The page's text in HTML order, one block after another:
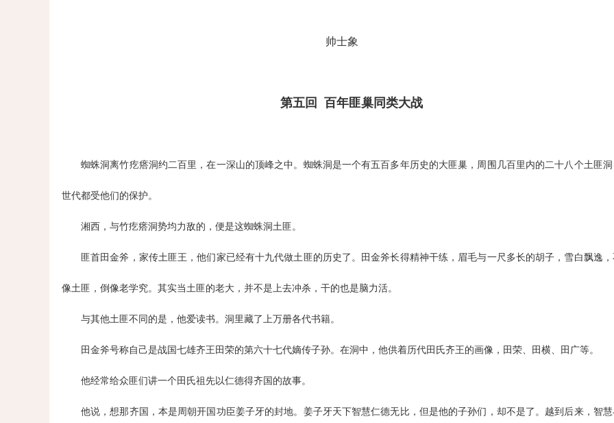
帅士象
第五回 百年匪巢同类大战
蜘蛛洞离竹疙瘩洞约二百里，在一深山的顶峰之中。蜘蛛洞是一个有五百多年历史的大匪巢，周围几百里内的二十八个土匪
世代都受他们的保护。
湘西，与竹疙瘩洞势均力敌的，便是这蜘蛛洞土匪。
匪首田金斧，家传土匪王，他们家已经有十九代做土匪的历史了。田金斧长得精神干练，眉毛与一尺多长的胡子，雪白飘逸
像土匪，倒像老学究。其实当土匪的老大，并不是上去冲杀，干的也是脑力活。
与其他土匪不同的是，他爱读书。洞里藏了上万册各代书籍。
田金斧号称自己是战国七雄齐王田荣的第六十七代嫡传子孙。在洞中，他供着历代田氏齐王的画像，田荣、田横、田广等。
他经常给众匪们讲一个田氏祖先以仁德得齐国的故事。
他说，想那齐国，本是周朝开国功臣姜子牙的封地。姜子牙天下智慧仁德无比，但是他的子孙们，却不是了。越到后来，智